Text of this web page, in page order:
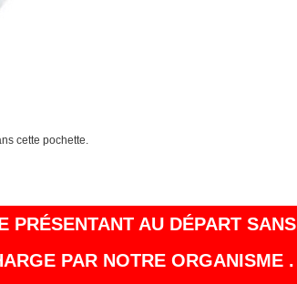
cette pochette.
PRÉSENTANT AU DÉPART SANS
PAR NOTRE ORGANISME .